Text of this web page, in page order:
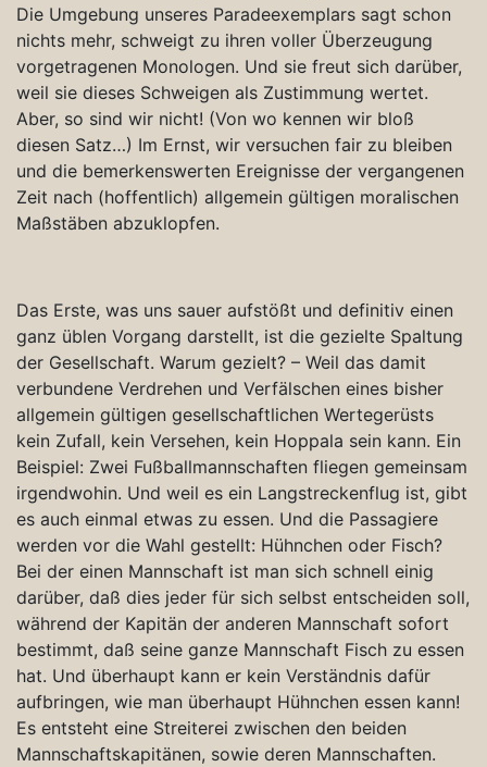
Die Umgebung unseres Paradeexemplars sagt schon
nichts mehr, schweigt zu ihren voller Überzeugung
vorgetragenen Monologen. Und sie freut sich darüber,
weil sie dieses Schweigen als Zustimmung wertet.
Aber, so sind wir nicht! (Von wo kennen wir bloß
diesen Satz…) Im Ernst, wir versuchen fair zu bleiben
und die bemerkenswerten Ereignisse der vergangenen
Zeit nach (hoffentlich) allgemein gültigen moralischen
Maßstäben abzuklopfen.
Das Erste, was uns sauer aufstößt und definitiv einen
ganz üblen Vorgang darstellt, ist die gezielte Spaltung
der Gesellschaft. Warum gezielt? – Weil das damit
verbundene Verdrehen und Verfälschen eines bisher
allgemein gültigen gesellschaftlichen Wertegerüsts
kein Zufall, kein Versehen, kein Hoppala sein kann. Ein
Beispiel: Zwei Fußballmannschaften fliegen gemeinsam
irgendwohin. Und weil es ein Langstreckenflug ist, gibt
es auch einmal etwas zu essen. Und die Passagiere
werden vor die Wahl gestellt: Hühnchen oder Fisch?
Bei der einen Mannschaft ist man sich schnell einig
darüber, daß dies jeder für sich selbst entscheiden soll,
während der Kapitän der anderen Mannschaft sofort
bestimmt, daß seine ganze Mannschaft Fisch zu essen
hat. Und überhaupt kann er kein Verständnis dafür
aufbringen, wie man überhaupt Hühnchen essen kann!
Es entsteht eine Streiterei zwischen den beiden
Mannschaftskapitänen, sowie deren Mannschaften.